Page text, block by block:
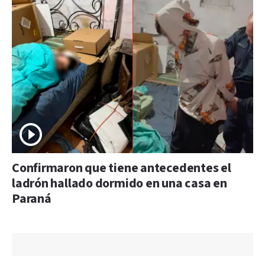
Confirmaron que tiene antecedentes el
ladrón hallado dormido en una casa en
Paraná